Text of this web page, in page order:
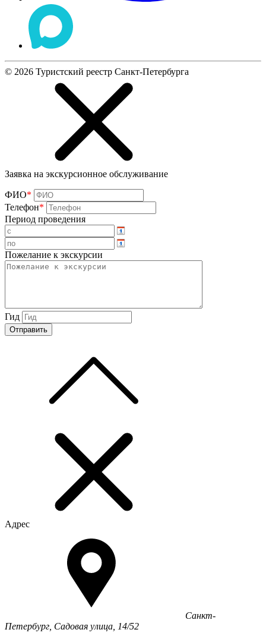
© 2026 Туристский реестр Санкт-Петербурга
Заявка на экскурсионное обслуживание
ФИО*
Телефон*
Период проведения
Пожелание к экскурсии
Гид
Адрес
Санкт-
Петербург, Садовая улица, 14/52